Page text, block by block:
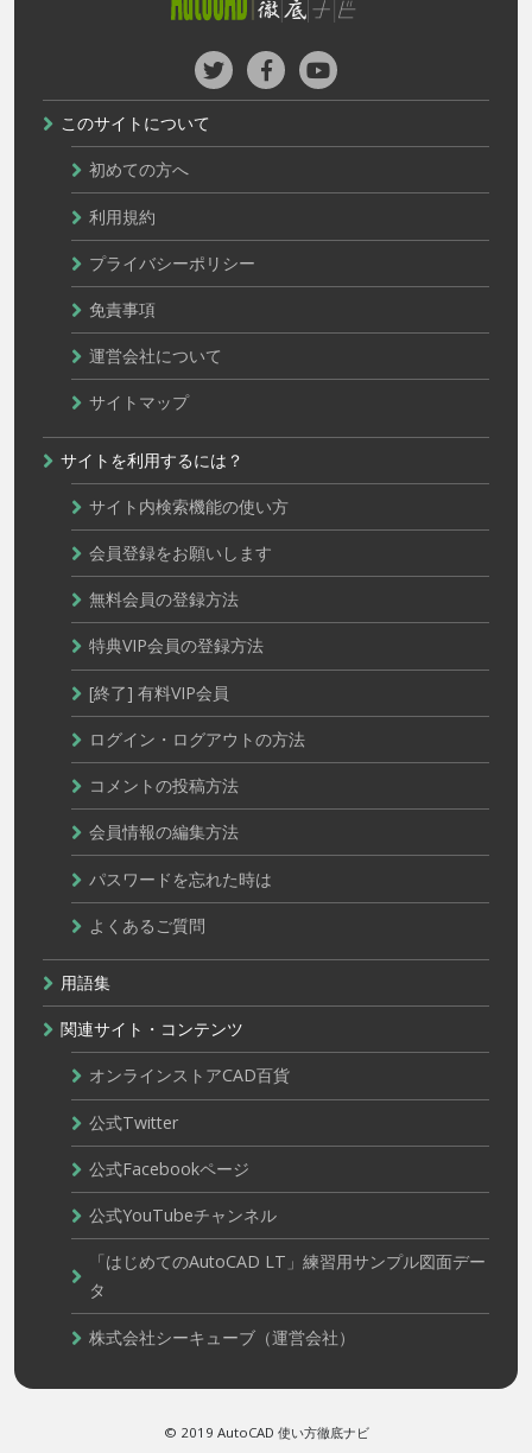
このサイトについて
初めての方へ
利用規約
プライバシーポリシー
免責事項
運営会社について
サイトマップ
サイトを利用するには？
サイト内検索機能の使い方
会員登録をお願いします
無料会員の登録方法
特典VIP会員の登録方法
[終了] 有料VIP会員
ログイン・ログアウトの方法
コメントの投稿方法
会員情報の編集方法
パスワードを忘れた時は
よくあるご質問
用語集
関連サイト・コンテンツ
オンラインストアCAD百貨
公式Twitter
公式Facebookページ
公式YouTubeチャンネル
「はじめてのAutoCAD LT」練習用サンプル図面デー
タ
株式会社シーキューブ（運営会社）
© 2019 AutoCAD 使い方徹底ナビ